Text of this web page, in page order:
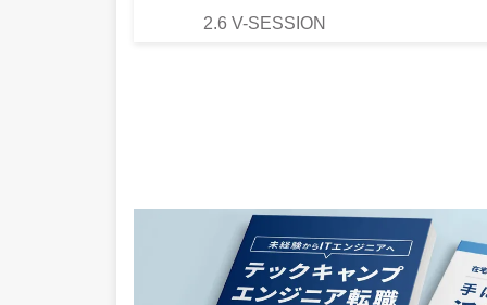
2.6 V-SESSION